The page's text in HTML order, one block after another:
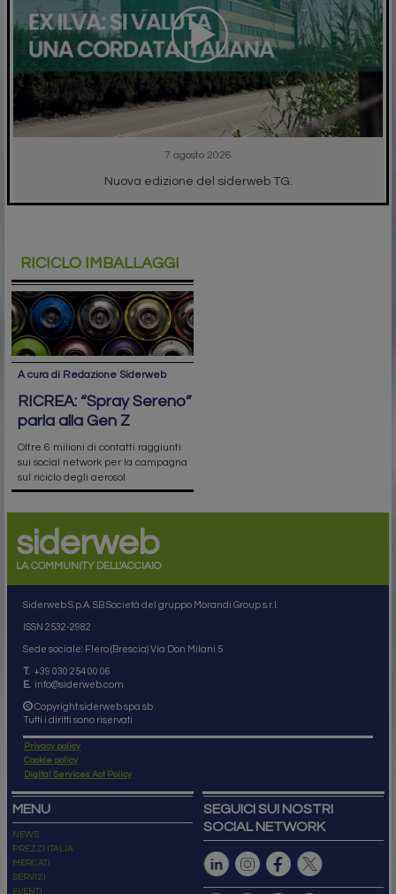
7 agosto 2026
Nuova edizione del siderweb TG.
RICICLO IMBALLAGGI
A cura di Redazione Siderweb
RICREA: “Spray Sereno”
parla alla Gen Z
Oltre 6 milioni di contatti raggiunti
sui social network per la campagna
sul riciclo degli aerosol
siderweb
LA COMMUNITY DELL'ACCIAIO
Siderweb S.p.A. SB Società del gruppo Morandi Group s.r.l.
ISSN 2532-2982
Sede sociale: Flero (Brescia) Via Don Milani 5
T. +39 030 254 00 06
E.
info@siderweb.com
Copyright siderweb spa sb
Tutti i diritti sono riservati
Privacy policy
Cookie policy
Digital Services Act Policy
MENU
NEWS
PREZZI ITALIA
MERCATI
SERVIZI
EVENTI
SEGUICI SUI NOSTRI
SOCIAL NETWORK